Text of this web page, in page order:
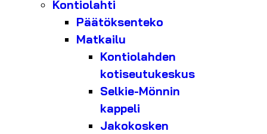
Kontiolahti
Päätöksenteko
Matkailu
Kontiolahden
kotiseutukeskus
Selkie-Mönnin
kappeli
Jakokosken